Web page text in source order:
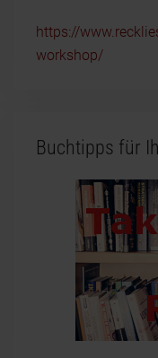
https://
workshop/
Buchtipps für